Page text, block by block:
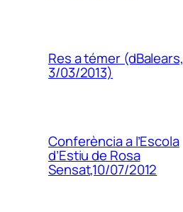
Res a témer (dBalears,
3/03/2013)
Conferència a l’Escola
d’Estiu de Rosa
Sensat,10/07/2012